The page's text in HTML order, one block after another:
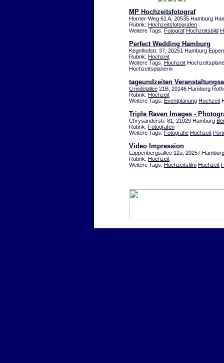
MP Hochzeitsfotograf
Horner-Weg 61 A, 20535 Hamburg
Rubrik: Hochzeitsfotografen
Weitere Tags: Fotograf Hochzeitsbild
Perfect Wedding Hamburg
Kegelhofstr. 37, 20251 Hamburg
Rubrik: Hochzeit
Weitere Tags: Hochzeit
Hochzeitsplanerin
tageundzeiten
Grindelallee 21B, 20146 Hamburg
Rubrik: Hochzeit
Weitere Tags: Eventplanung Hochzeit
Triple Raven Images -
Chrysanderstr. 81, 21029 Hamburg
Rubrik: Fotografen
Weitere Tags: Fotografie Hochzeit
Video Impression
Lappenbergsallee 12a, 20257 Hamburg
Rubrik: Hochzeit
Weitere Tags: Hochzeitsfilm Hochzeit